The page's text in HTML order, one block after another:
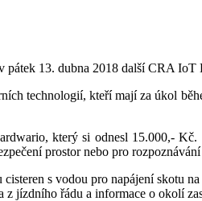
13. dubna 2018 další CRA IoT
technologií, kteří mají za úkol
který si odnesl 15.000,-
prostor nebo pro
s vodou pro napájení skotu
jízdního řádu a informace o okolí